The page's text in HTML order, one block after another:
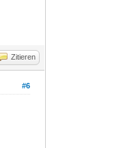
Zitieren
#6